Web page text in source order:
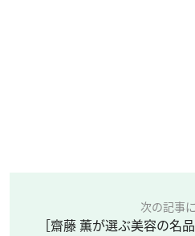
次の記事
［齋藤 薫が選ぶ美容の名